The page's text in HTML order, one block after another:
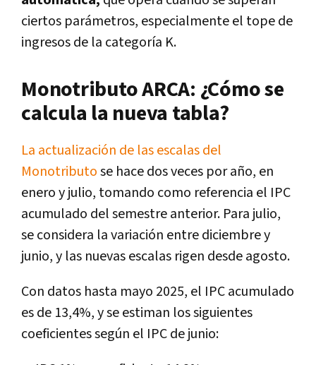
ciertos parámetros, especialmente el tope de
ingresos de la categoría K.
Monotributo ARCA: ¿Cómo se
calcula la nueva tabla?
La actualización de las escalas del
Monotributose hace dos veces por año, en
enero y julio, tomando como referencia el IPC
acumulado del semestre anterior. Para julio,
se considera la variación entre diciembre y
junio, y las nuevas escalas rigen desde agosto.
Con datos hasta mayo 2025, el IPC acumulado
es de 13,4%, y se estiman los siguientes
coeficientes según el IPC de junio: